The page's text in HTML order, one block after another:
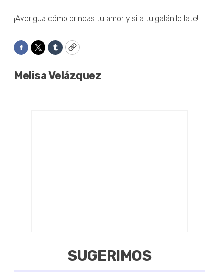
¡Averigua cómo brindas tu amor y si a tu galán le late!
Facebook
TwitterTumblrCopy
Melisa Velázquez
SUGERIMOS